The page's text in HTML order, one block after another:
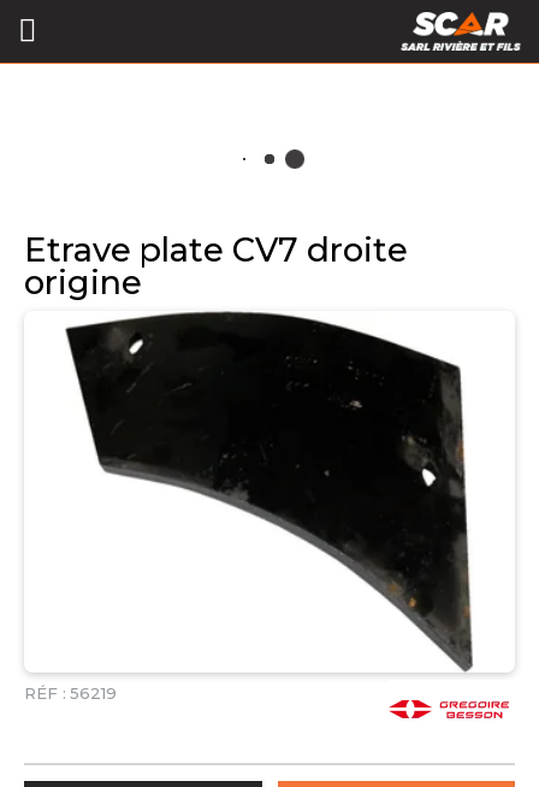
Etrave plate CV7 droite
origine
RÉF : 56219